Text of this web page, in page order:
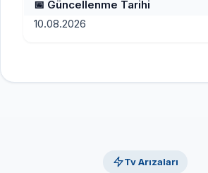
📅 Güncellenme Tarihi
10.08.2026
Tv Arızaları